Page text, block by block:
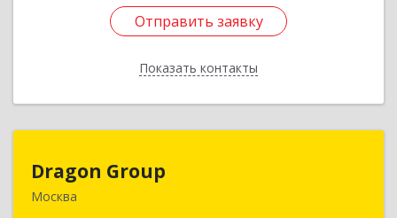
Отправить заявку
Показать контакты
Отправить заявку
Назад
Dragon Group
Москва
125445, Москва г, Смольная ул, дом № 24А, офис